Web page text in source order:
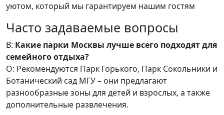
уютом, который мы гарантируем нашим гостям
Часто задаваемые вопросы
В: Какие парки Москвы лучше всего подходят для
семейного отдыха?
О: Рекомендуются Парк Горького, Парк Сокольники и
Ботанический сад МГУ – они предлагают
разнообразные зоны для детей и взрослых, а также
дополнительные развлечения.